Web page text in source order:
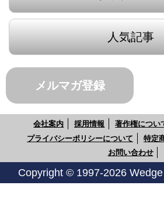
人気記事
メルマガ登録
会社案内 採用情報 著作権につい
プライバシーポリシーについて
特定
お問い合わせ
Copyright © 1997-2026